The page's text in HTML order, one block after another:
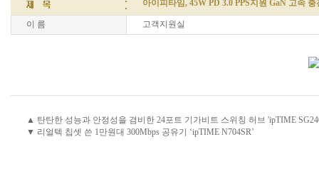
아이피타임, 45W PD 3.0 PPS지원 GaN 고속 충
이 름 고객지원실
▲ 탄탄한 성능과 안정성을 겸비한 24포트 기가비트 스위칭 허브 'ipTIME
▼ 리얼텍 칩셋 쓴 1만원대 300Mbps 공유기 ‘ipTIME N704SR’